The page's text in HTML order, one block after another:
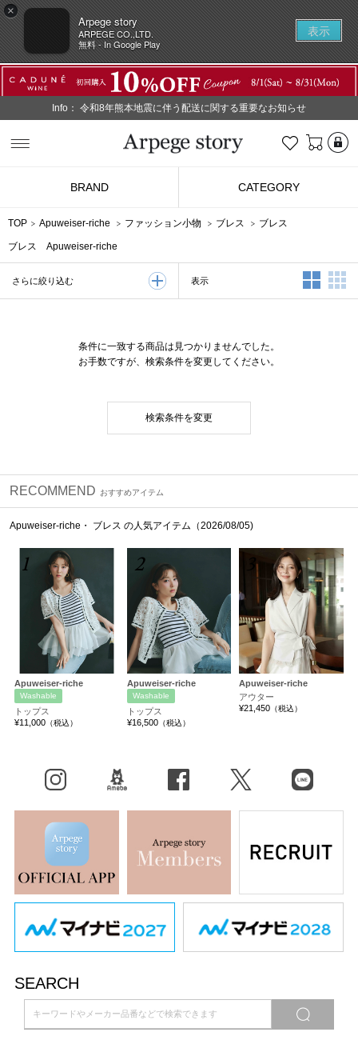
×
Arpege story
ARPEGE CO.,LTD.
無料 - In Google Play
表示
Info： 令和8年熊本地震に伴う配送に関する重要なお知らせ
お気に入り
BRAND CATEGORY
TOP Apuweiser-riche ファッション小物 ブレス ブレス
ブレス Apuweiser-riche
さらに絞り込む 表示 2列表示
条件に一致する商品は見つかりませんでした。
お手数ですが、検索条件を変更してください。
検索条件を変更
RECOMMEND おすすめアイテム
Apuweiser-riche・ ブレス の人気アイテム（2026/08/05)
1
Apuweiser-riche
Washable
トップス
¥11,000（税込）
2
Apuweiser-riche
Washable
トップス
¥16,500（税込）
3
Apuweiser-riche
アウター
¥21,450 （税込）
X（旧Twitter） LINE
SEARCH